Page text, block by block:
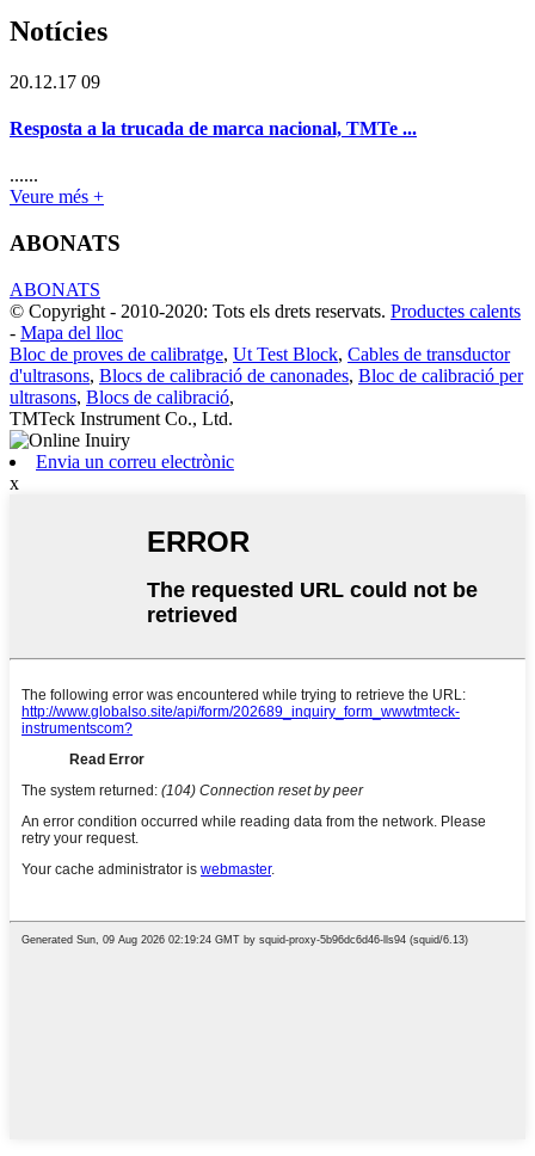
Notícies
20.12.17 09
Resposta a la trucada de marca nacional, TMTe ...
......
Veure més +
ABONATS
ABONATS
© Copyright - 2010-2020: Tots els drets reservats. Productes calents
- Mapa del lloc
Bloc de proves de calibratge, Ut Test Block, Cables de transductor
d'ultrasons, Blocs de calibració de canonades, Bloc de calibració per
ultrasons, Blocs de calibració,
TMTeck Instrument Co., Ltd.
Envia un correu electrònic
x